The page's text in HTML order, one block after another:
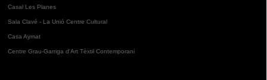
Casal Les Planes
Sala Clavé - La Unió Centre Cultural
Casa Aymat
Centre Grau-Garriga d'Art Tèxtil Contemporani